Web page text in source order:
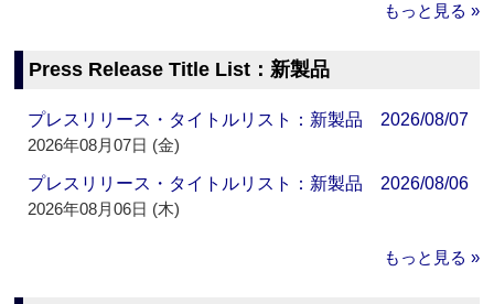
もっと見る »
Press Release Title List：新製品
プレスリリース・タイトルリスト：新製品 2026/08/07
2026年08月07日 (金)
プレスリリース・タイトルリスト：新製品 2026/08/06
2026年08月06日 (木)
もっと見る »